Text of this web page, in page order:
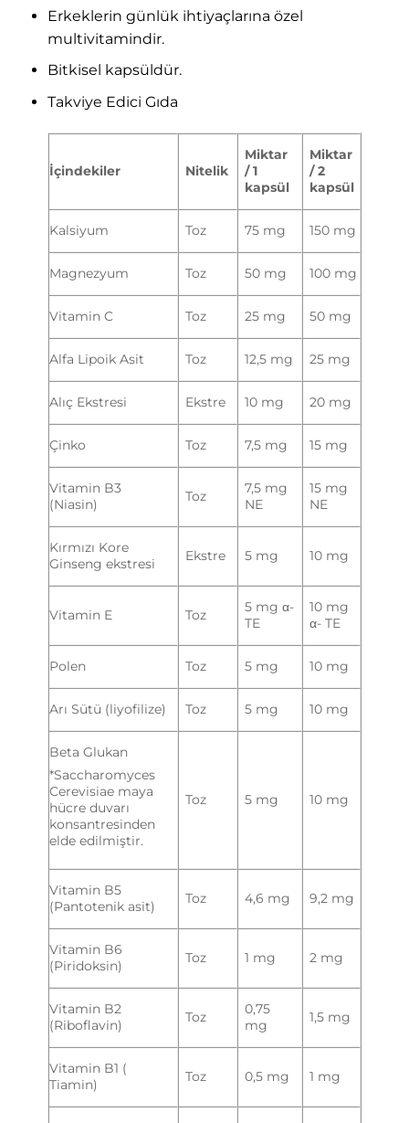
Erkeklerin günlük ihtiyaçlarına özel
multivitamindir.
Bitkisel kapsüldür.
Takviye Edici Gıda
İçindekiler Nitelik
Miktar
/ 1
kapsül
Miktar
/ 2
kapsül
Kalsiyum Toz 75 mg 150 mg
Magnezyum Toz 50 mg 100 mg
Vitamin C Toz 25 mg 50 mg
Alfa Lipoik Asit Toz 12,5 mg 25 mg
Alıç Ekstresi Ekstre 10 mg 20 mg
Çinko Toz 7,5 mg 15 mg
Vitamin B3
(Niasin)
Toz
7,5 mg
NE
15 mg
NE
Kırmızı Kore
Ginseng ekstresi
Ekstre 5 mg 10 mg
Vitamin E Toz
5 mg α-
TE
10 mg
α- TE
Polen Toz 5 mg 10 mg
Arı Sütü (liyofilize) Toz 5 mg 10 mg
Beta Glukan
*Saccharomyces
Cerevisiae maya
hücre duvarı
konsantresinden
elde edilmiştir.
Toz 5 mg 10 mg
Vitamin B5
(Pantotenik asit)
Toz 4,6 mg 9,2 mg
Vitamin B6
(Piridoksin)
Toz 1 mg 2 mg
Vitamin B2
(Riboflavin)
Toz
0,75
mg
1,5 mg
Vitamin B1 (
Tiamin)
Toz 0,5 mg 1 mg